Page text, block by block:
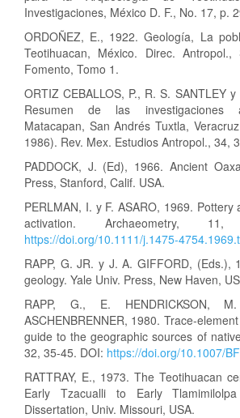
Investigaciones, México D. F., No. 17, p.
ORDOÑEZ, E., 1922. Geología, La
Teotihuacan, México. Direc.
Fomento, Tomo 1.
ORTIZ CEBALLOS, P., R. S. SANTLEY
Resumen de las investigaciones
Matacapan, San Andrés Tuxtla,
1986). Rev. Mex. Estudios Antropol., 34,
PADDOCK, J. (Ed), 1966. Ancient
Press, Stanford, Calif. USA.
PERLMAN, I. y F. ASARO, 1969. Pottery
activation. Archaeometry,
https://doi.org/10.1111/j.1475-
RAPP, G. JR. y J. A. GIFFORD, (Eds.),
geology. Yale Univ. Press, New Haven,
RAPP, G., E. HENDRICKSON,
ASCHENBRENNER, 1980. Trace-
guide to the geographic sources of
32, 35-45. DOI: https://doi.org/10.1007/
RATTRAY, E., 1973. The Teotihuacan
Early Tzacualli to Early
Dissertation, Univ. Missouri, USA.